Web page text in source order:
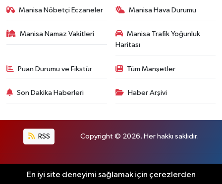
Manisa Nöbetçi Eczaneler Manisa Hava Durumu
Manisa Namaz Vakitleri
Manisa Trafik Yoğunluk
Haritası
Puan Durumu ve Fikstür Tüm Manşetler
Son Dakika Haberleri Haber Arşivi
RSS Copyright © 2026. Her hakkı saklıdır.
En iyi site deneyimi sağlamak için çerezlerden